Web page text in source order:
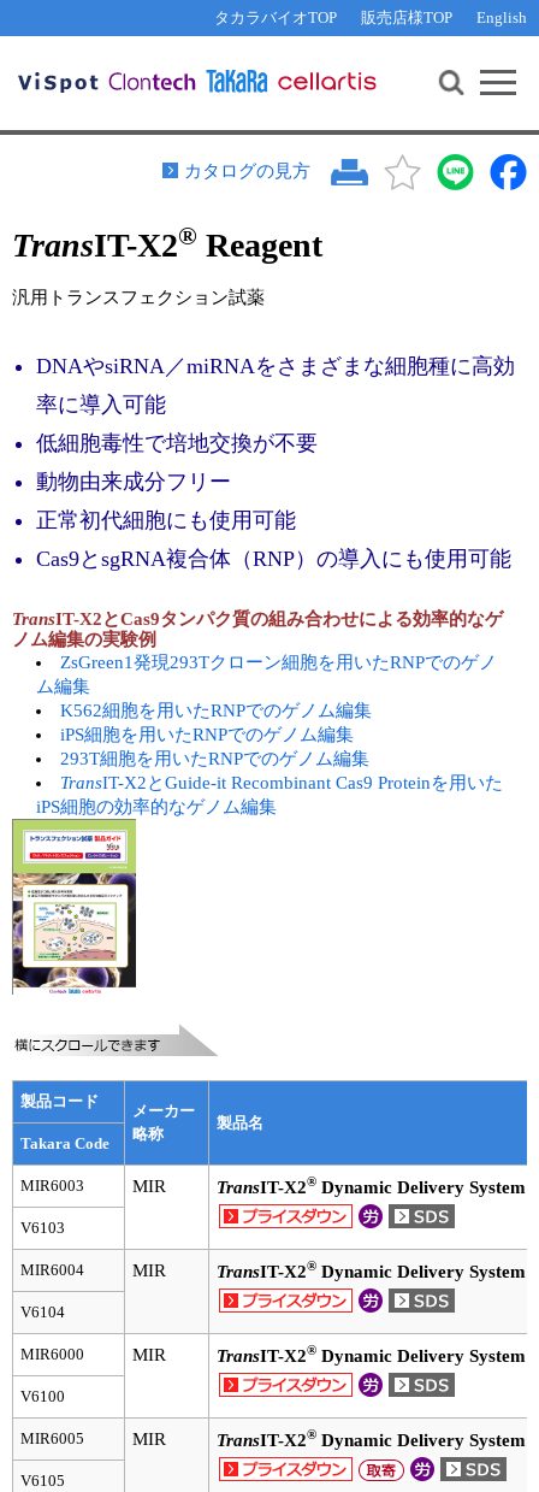
タカラバイオTOP 販売店様TOP English
機能解析・サイレンシング
PCR・等温増幅
リアルタイムPCR（qPCR）
サンプル請求
テクニカルサポートライン
その他 ライセンスに関するご相談
遺伝子組換え生物該当製品
研究支援ツール
Cut-Site Navigator 制限酵素切断サイトの検索
In-Fusion Cloning プライマー設計
抗体検索サイト
リアルタイムPCR （インターカレーター法）
リアルタイムPCR（プローブ法）
機器ソフトウェア・ベクター配列ダウンロード
ラーニングセンター
遺伝子検査ガイド（食品・水質・家畜他）
NGSポータルサイト
幹細胞・再生医療研究ガイド
クローニング実験ガイド
細胞選択ガイド
エピジェネティクス実験ガイド
RNAi実験ガイド
ユーザーズボイス集
Q&A
お問い合わせ WEB会員登録
カタログの見方
TransIT-X2® Reagent
汎用トランスフェクション試薬
DNAやsiRNA／miRNAをさまざまな細胞種に高効
率に導入可能
低細胞毒性で培地交換が不要
動物由来成分フリー
正常初代細胞にも使用可能
Cas9とsgRNA複合体（RNP）の導入にも使用可能
TransIT-X2とCas9タンパク質の組み合わせによる効率的なゲ
ノム編集の実験例
ZsGreen1発現293Tクローン細胞を用いたRNPでのゲノ
ム編集
K562細胞を用いたRNPでのゲノム編集
iPS細胞を用いたRNPでのゲノム編集
293T細胞を用いたRNPでのゲノム編集
TransIT-X2とGuide-it Recombinant Cas9 Proteinを用いた
iPS細胞の効率的なゲノム編集
製品コード
メーカー
略称
製品名
Takara Code
MIR6003 MIR TransIT-X2® Dynamic Delivery System
V6103
MIR6004 MIR TransIT-X2® Dynamic Delivery System
V6104
MIR6000 MIR TransIT-X2® Dynamic Delivery System
V6100
MIR6005 MIR TransIT-X2® Dynamic Delivery System
V6105